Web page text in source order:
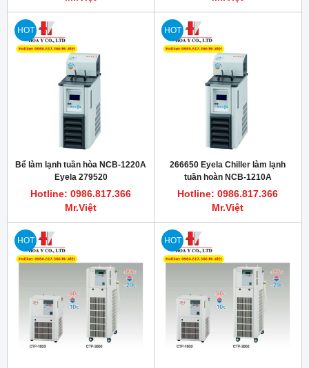
HOT
Bể làm lạnh tuần hòa NCB-1220A
Eyela 279520
Hotline: 0986.817.366
Mr.Việt
HOT
266650 Eyela Chiller làm lạnh
tuần hoàn NCB-1210A
Hotline: 0986.817.366
Mr.Việt
HOT HOT